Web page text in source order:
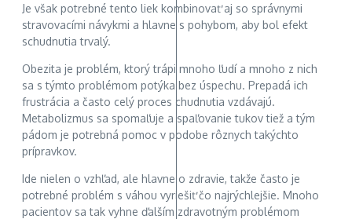
Je však potrebné tento liek kombinovať aj so správnymi
stravovacími návykmi a hlavne s pohybom, aby bol efekt
schudnutia trvalý.
Obezita je problém, ktorý trápi mnoho ľudí a mnoho z nich
sa s týmto problémom potýka bez úspechu. Prepadá ich
frustrácia a často celý proces chudnutia vzdávajú.
Metabolizmus sa spomaľuje a spaľovanie tukov tiež a tým
pádom je potrebná pomoc v podobe rôznych takýchto
prípravkov.
Ide nielen o vzhľad, ale hlavne o zdravie, takže často je
potrebné problém s váhou vyriešiť čo najrýchlejšie. Mnoho
pacientov sa tak vyhne ďalším zdravotným problémom